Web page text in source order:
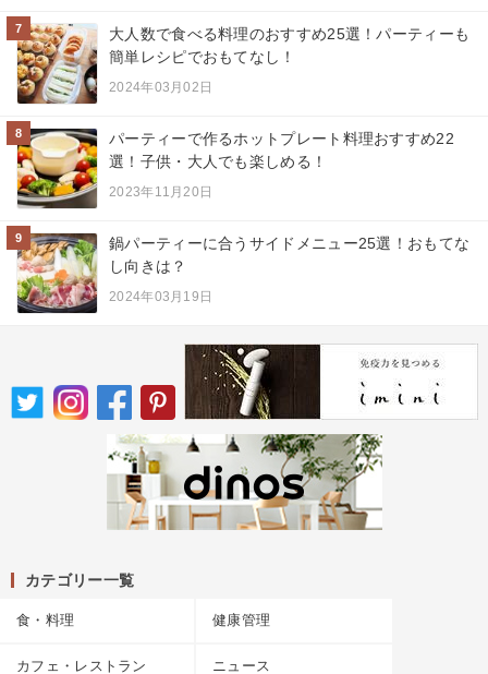
7
大人数で食べる料理のおすすめ25選！パーティーも
簡単レシピでおもてなし！
2024年03月02日
8
パーティーで作るホットプレート料理おすすめ22
選！子供・大人でも楽しめる！
2023年11月20日
9
鍋パーティーに合うサイドメニュー25選！おもてな
し向きは？
2024年03月19日
カテゴリー一覧
食・料理 健康管理
カフェ・レストラン ニュース